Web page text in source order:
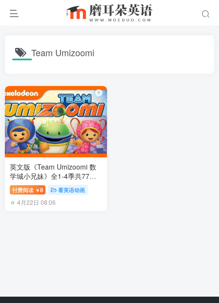
Team Umizoomi
英文版《Team Umizoomi 数
学城小兄妹》全1-4季共77
集，标清视频带英文字幕，百
度网盘下载！
付费阅读 ￥8 看英语动画
4月22日 08:06